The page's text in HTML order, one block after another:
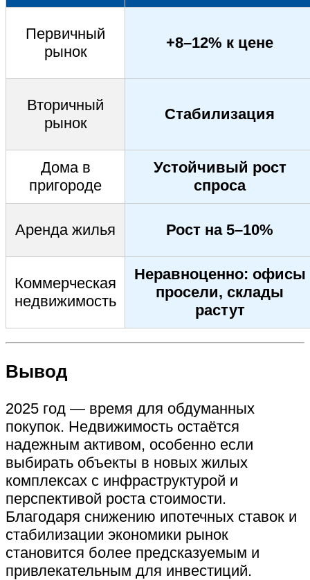
Первичный
рынок
+8–12% к цене
Вторичный
рынок
Стабилизация
Дома в
пригороде
Устойчивый рост
спроса
Аренда жилья Рост на 5–10%
Коммерческая
недвижимость
Неравноценно: офисы
просели, склады
растут
Вывод
2025 год — время для обдуманных
покупок. Недвижимость остаётся
надежным активом, особенно если
выбирать объекты в новых жилых
комплексах с инфраструктурой и
перспективой роста стоимости.
Благодаря снижению ипотечных ставок и
стабилизации экономики рынок
становится более предсказуемым и
привлекательным для инвестиций.